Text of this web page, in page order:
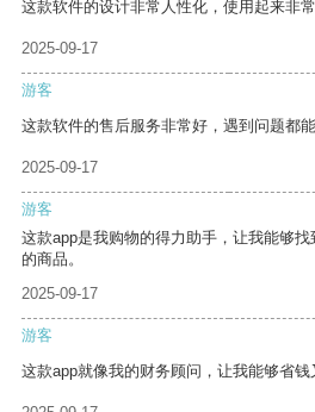
这款软件的设计非常人性化，使用起来非常
2025-09-17
游客
这款软件的售后服务非常好，遇到问题都能
2025-09-17
游客
这款app是我购物的得力助手，让我能够
的商品。
2025-09-17
游客
这款app就像我的财务顾问，让我能够省钱